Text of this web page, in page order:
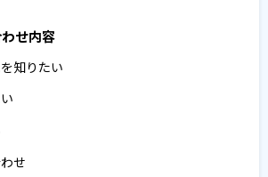
せ内容
知りたい
せ